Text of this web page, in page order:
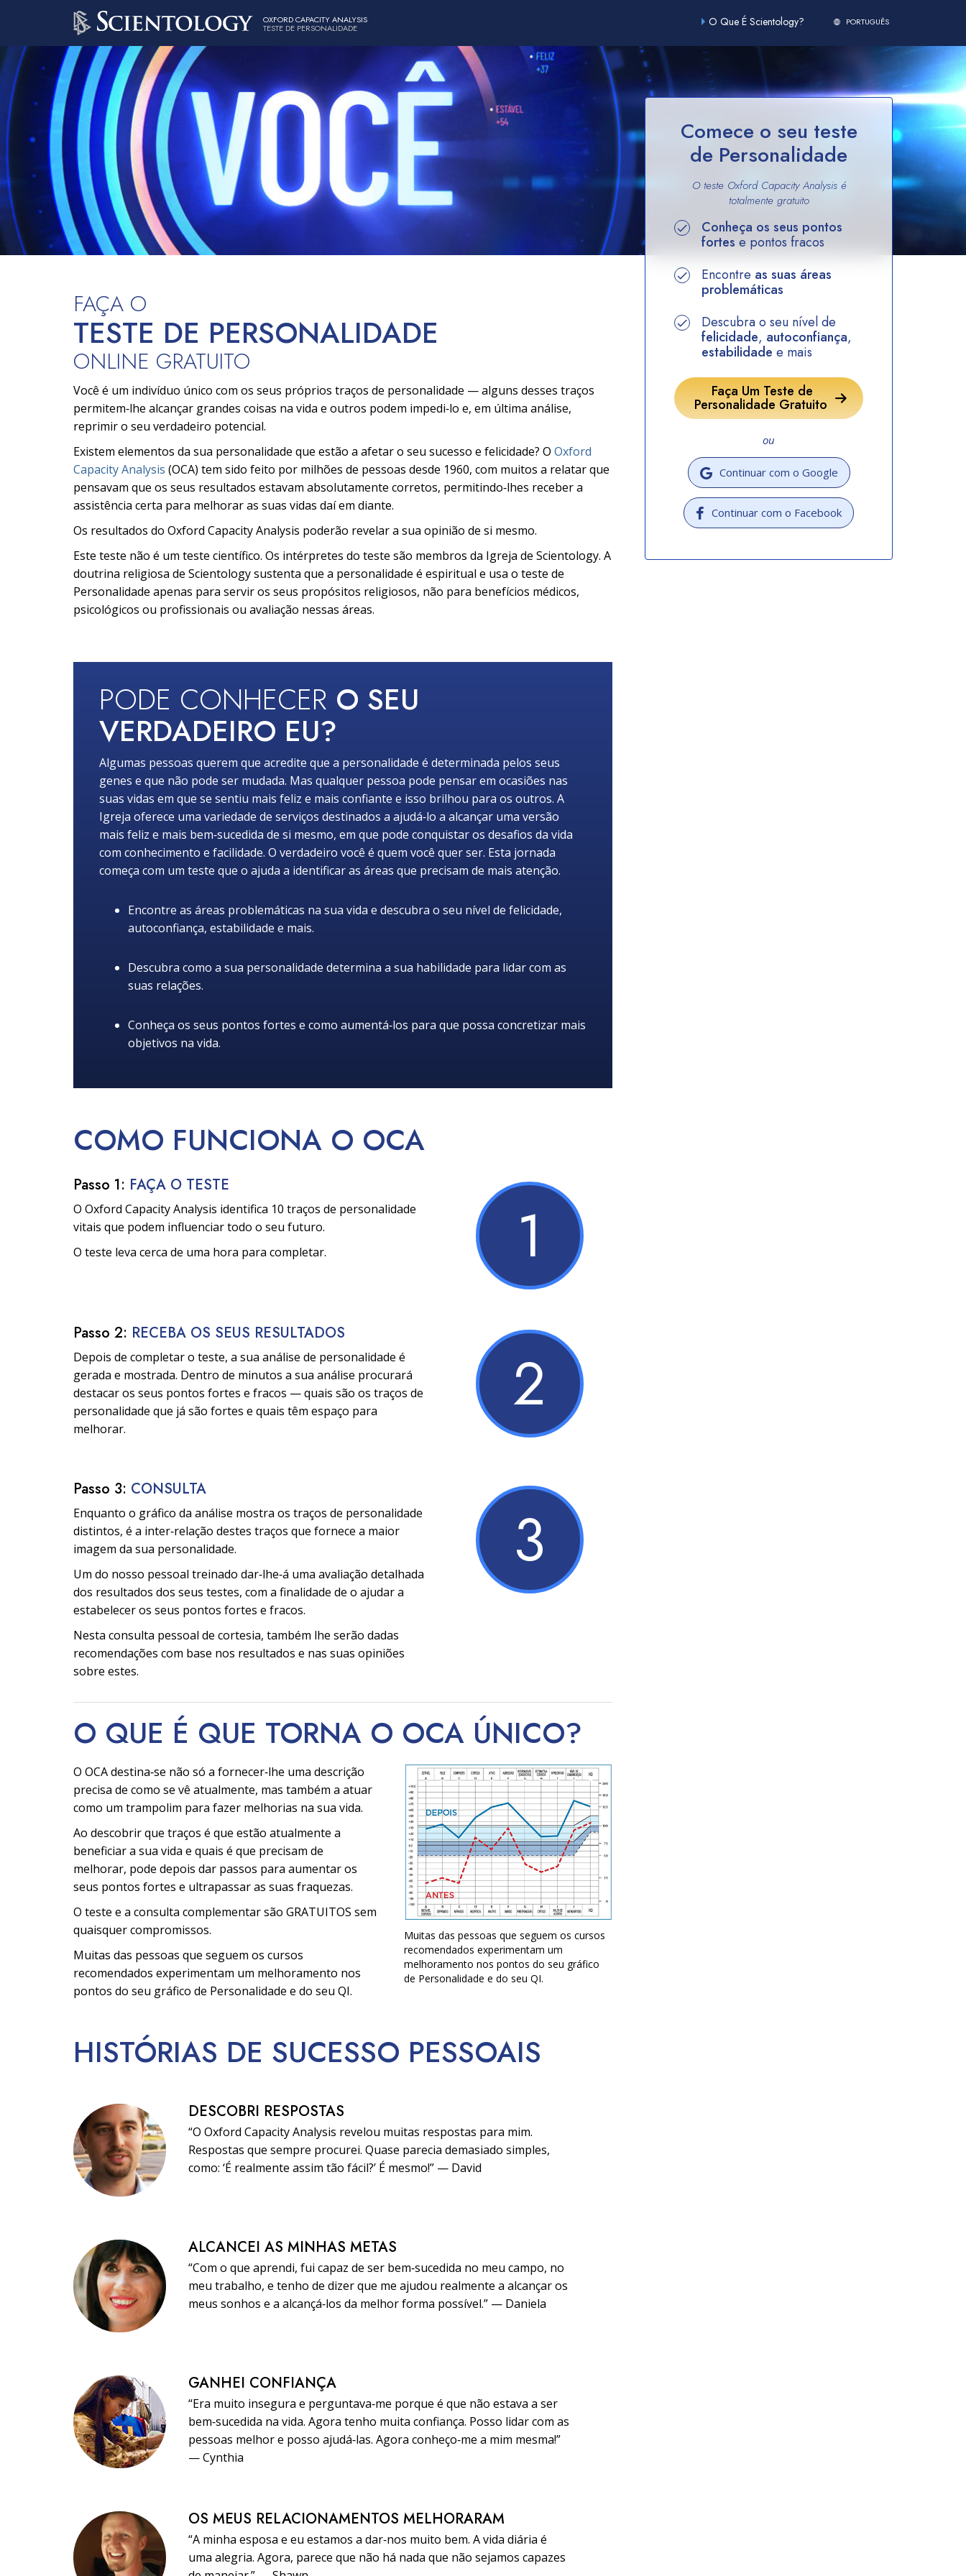
OXFORD CAPACITY ANALYSIS
TESTE DE PERSONALIDADE O Que É Scientology? PORTUGUÊS
Comece o seu teste
de Personalidade
O teste Oxford Capacity Analysis é
totalmente gratuito
Conheça os seus pontos
fortes e pontos fracos
Encontre as suas áreas
problemáticas
Descubra o seu nível de
felicidade, autoconfiança,
estabilidade e mais
Faça Um Teste de
Personalidade Gratuito
ou
Continuar com o Google
Continuar com o Facebook
FAÇA O
TESTE DE PERSONALIDADE
ONLINE GRATUITO
Você é um indivíduo único com os seus próprios traços de personalidade — alguns desses traços
permitem‑lhe alcançar grandes coisas na vida e outros podem impedi‑lo e, em última análise,
reprimir o seu verdadeiro potencial.
Existem elementos da sua personalidade que estão a afetar o seu sucesso e felicidade? O Oxford
Capacity Analysis (OCA) tem sido feito por milhões de pessoas desde 1960, com muitos a relatar que
pensavam que os seus resultados estavam absolutamente corretos, permitindo‑lhes receber a
assistência certa para melhorar as suas vidas daí em diante.
Os resultados do Oxford Capacity Analysis poderão revelar a sua opinião de si mesmo.
Este teste não é um teste científico. Os intérpretes do teste são membros da Igreja de Scientology. A
doutrina religiosa de Scientology sustenta que a personalidade é espiritual e usa o teste de
Personalidade apenas para servir os seus propósitos religiosos, não para benefícios médicos,
psicológicos ou profissionais ou avaliação nessas áreas.
PODE CONHECER O SEU
VERDADEIRO EU?
Algumas pessoas querem que acredite que a personalidade é determinada pelos seus
genes e que não pode ser mudada. Mas qualquer pessoa pode pensar em ocasiões nas
suas vidas em que se sentiu mais feliz e mais confiante e isso brilhou para os outros. A
Igreja oferece uma variedade de serviços destinados a ajudá‑lo a alcançar uma versão
mais feliz e mais bem‑sucedida de si mesmo, em que pode conquistar os desafios da vida
com conhecimento e facilidade. O verdadeiro você é quem você quer ser. Esta jornada
começa com um teste que o ajuda a identificar as áreas que precisam de mais atenção.
Encontre as áreas problemáticas na sua vida e descubra o seu nível de felicidade,
autoconfiança, estabilidade e mais.
Descubra como a sua personalidade determina a sua habilidade para lidar com as
suas relações.
Conheça os seus pontos fortes e como aumentá‑los para que possa concretizar mais
objetivos na vida.
COMO FUNCIONA O OCA
Passo 1: FAÇA O TESTE
O Oxford Capacity Analysis identifica 10 traços de personalidade
vitais que podem influenciar todo o seu futuro.
O teste leva cerca de uma hora para completar.
1
Passo 2: RECEBA OS SEUS RESULTADOS
Depois de completar o teste, a sua análise de personalidade é
gerada e mostrada. Dentro de minutos a sua análise procurará
destacar os seus pontos fortes e fracos — quais são os traços de
personalidade que já são fortes e quais têm espaço para
melhorar.
2
Passo 3: CONSULTA
Enquanto o gráfico da análise mostra os traços de personalidade
distintos, é a inter‑relação destes traços que fornece a maior
imagem da sua personalidade.
Um do nosso pessoal treinado dar‑lhe‑á uma avaliação detalhada
dos resultados dos seus testes, com a finalidade de o ajudar a
estabelecer os seus pontos fortes e fracos.
Nesta consulta pessoal de cortesia, também lhe serão dadas
recomendações com base nos resultados e nas suas opiniões
sobre estes.
3
O QUE É QUE TORNA O OCA ÚNICO?
O OCA destina‑se não só a fornecer‑lhe uma descrição
precisa de como se vê atualmente, mas também a atuar
como um trampolim para fazer melhorias na sua vida.
Ao descobrir que traços é que estão atualmente a
beneficiar a sua vida e quais é que precisam de
melhorar, pode depois dar passos para aumentar os
seus pontos fortes e ultrapassar as suas fraquezas.
O teste e a consulta complementar são GRATUITOS sem
quaisquer compromissos.
Muitas das pessoas que seguem os cursos
recomendados experimentam um melhoramento nos
pontos do seu gráfico de Personalidade e do seu QI.
Muitas das pessoas que seguem os cursos
recomendados experimentam um
melhoramento nos pontos do seu gráfico
de Personalidade e do seu QI.
HISTÓRIAS DE SUCESSO PESSOAIS
DESCOBRI RESPOSTAS
“O Oxford Capacity Analysis revelou muitas respostas para mim.
Respostas que sempre procurei. Quase parecia demasiado simples,
como: ‘É realmente assim tão fácil?’ É mesmo!” — David
ALCANCEI AS MINHAS METAS
“Com o que aprendi, fui capaz de ser bem‑sucedida no meu campo, no
meu trabalho, e tenho de dizer que me ajudou realmente a alcançar os
meus sonhos e a alcançá‑los da melhor forma possível.” — Daniela
GANHEI CONFIANÇA
“Era muito insegura e perguntava‑me porque é que não estava a ser
bem‑sucedida na vida. Agora tenho muita confiança. Posso lidar com as
pessoas melhor e posso ajudá‑las. Agora conheço‑me a mim mesma!”
— Cynthia
OS MEUS RELACIONAMENTOS MELHORARAM
“A minha esposa e eu estamos a dar‑nos muito bem. A vida diária é
uma alegria. Agora, parece que não há nada que não sejamos capazes